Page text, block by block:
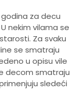
za decu
nekim vilama se
Za svaku
se smatraju
u opisu vile
decom smatraju
sledeći